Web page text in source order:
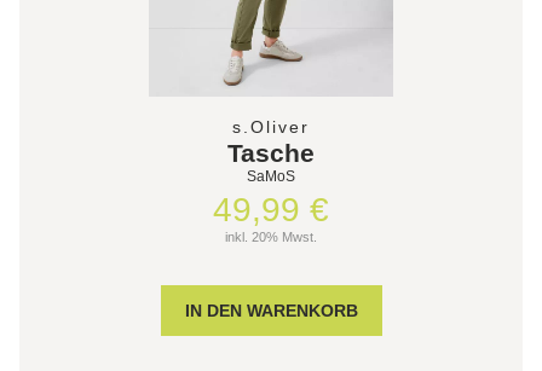
s.Oliver
Tasche
SaMoS
49,99 €
inkl. 20% Mwst.